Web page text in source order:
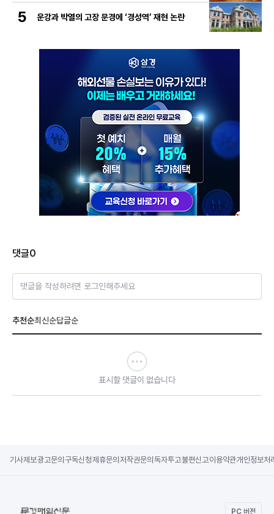
5 운강과 박열의 고장 문경에 ‘경성역’ 재현 논란
댓글0
댓글을 작성하려면 로그인해주세요
추천순최신순답글순
표시할 댓글이 없습니다
기사제보광고문의 구독신청제휴문의 저작권문의 독자투고불편신고이용약관개인정보처
PC 버전